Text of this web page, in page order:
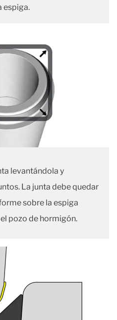
espiga.
levantándola y
La junta debe quedar
sobre la espiga
pozo de hormigón.